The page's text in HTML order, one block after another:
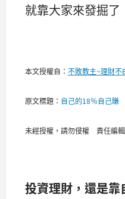
就靠大家來發掘了
本文授權自： 不敗教主~理財不
原文標題： 自己的18％自己賺
未經授權，請勿侵權 責任編
投資理財，還是靠